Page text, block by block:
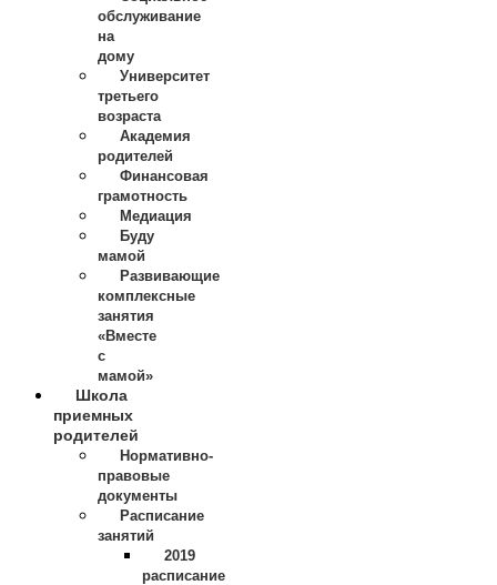
обслуживание
на
дому
Университет
третьего
возраста
Академия
родителей
Финансовая
грамотность
Медиация
Буду
мамой
Развивающие
комплексные
занятия
«Вместе
с
мамой»
Школа
приемных
родителей
Нормативно-
правовые
документы
Расписание
занятий
2019
расписание